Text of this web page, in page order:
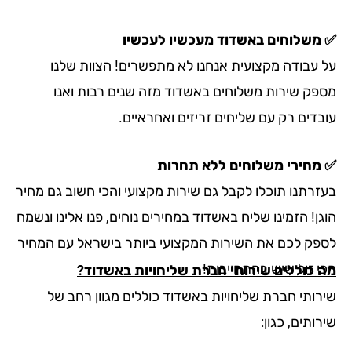
משלוחים באשדוד מעכשיו לעכשיו
עבודה מקצועית אנחנו לא מתפשרים! הצוות שלנו
שירות משלוחים באשדוד מזה שנים רבות ואנו
רק עם שליחים זריזים ואחראיים.
מחירי משלוחים ללא תחרות
תוכלו לקבל גם שירות מקצועי והכי חשוב גם מחיר
הזמינו שליח באשדוד במחירים נוחים, פנו אלינו ונשמח
לכם את השירות המקצועי ביותר בישראל עם המחיר
זול שיש בהתחייבות!
כוללים שירותי חברת שליחויות באשדוד?
חברת שליחויות באשדוד כוללים מגוון רחב של
כגון: